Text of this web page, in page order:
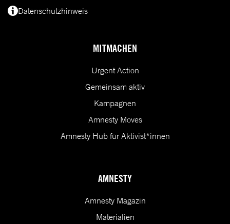
MITMACHEN
Urgent Action
Gemeinsam aktiv
Kampagnen
Amnesty Moves
Amnesty Hub für Aktivist*innen
AMNESTY
Amnesty Magazin
Materialien
Datenschutzhinweis